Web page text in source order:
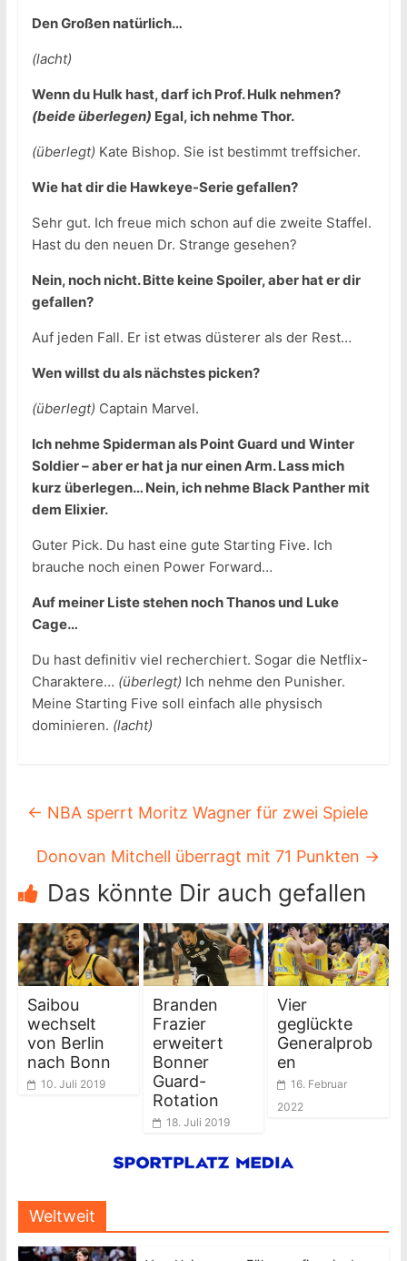
Den Großen natürlich…
(lacht)
Wenn du Hulk hast, darf ich Prof. Hulk nehmen?
(beide überlegen) Egal, ich nehme Thor.
(überlegt) Kate Bishop. Sie ist bestimmt treffsicher.
Wie hat dir die Hawkeye-Serie gefallen?
Sehr gut. Ich freue mich schon auf die zweite Staffel.
Hast du den neuen Dr. Strange gesehen?
Nein, noch nicht. Bitte keine Spoiler, aber hat er dir
gefallen?
Auf jeden Fall. Er ist etwas düsterer als der Rest…
Wen willst du als nächstes picken?
(überlegt) Captain Marvel.
Ich nehme Spiderman als Point Guard und Winter
Soldier – aber er hat ja nur einen Arm. Lass mich
kurz überlegen… Nein, ich nehme Black Panther mit
dem Elixier.
Guter Pick. Du hast eine gute Starting Five. Ich
brauche noch einen Power Forward…
Auf meiner Liste stehen noch Thanos und Luke
Cage…
Du hast definitiv viel recherchiert. Sogar die Netflix-
Charaktere… (überlegt) Ich nehme den Punisher.
Meine Starting Five soll einfach alle physisch
dominieren. (lacht)
← NBA sperrt Moritz Wagner für zwei Spiele
Donovan Mitchell überragt mit 71 Punkten →
Das könnte Dir auch gefallen
Saibou
wechselt
von Berlin
nach Bonn
10. Juli 2019
Branden
Frazier
erweitert
Bonner
Guard-
Rotation
18. Juli 2019
Vier
geglückte
Generalprob
en
16. Februar
2022
Weltweit